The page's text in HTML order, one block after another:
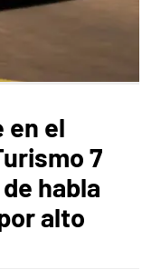
en el
7
habla
alto